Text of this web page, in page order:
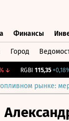
Финансы
Город
RGBI 115,35 +0,18% ↑
рынке: